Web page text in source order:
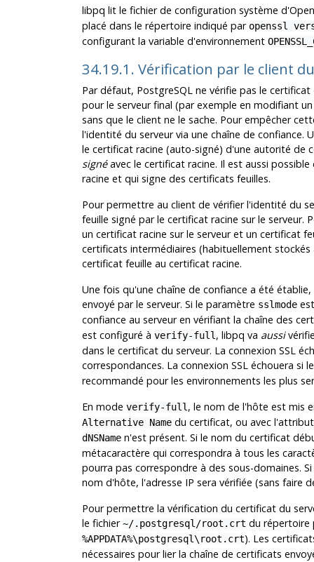
libpq lit le fichier de configuration système d'
placé dans le répertoire indiqué par openssl
configurant la variable d'environnement
34.19.1. Vérification par le client
Par défaut, PostgreSQLne vérifie pas le certificat
pour le serveur final (par exemple en modifiant
sans que le client ne le sache. Pour empêcher
l'identité du serveur via une chaîne de confiance.
le certificat racine (auto-signé) d'une autorité de
signéavec le certificat racine. Il est aussi
racine et qui signe des certificats feuilles.
Pour permettre au client de vérifier l'identité du
feuille signé par le certificat racine sur le
un certificat racine sur le serveur et un certificat
certificats intermédiaires (habituellement
certificat feuille au certificat racine.
Une fois qu'une chaîne de confiance a été
envoyé par le serveur. Si le paramètre sslmode
confiance au serveur en vérifiant la chaîne des
est configuré à verify-full, libpq va aussi
dans le certificat du serveur. La connexion SSL
correspondances. La connexion SSL échouera
recommandé pour les environnements les plus
En mode verify-full, le nom de l'hôte est mis
Alternative Namedu certificat, ou avec
dNSNamen'est présent. Si le nom du certificat
métacaractère qui correspondra à tous les
pourra pas correspondre à des sous-domaines.
nom d'hôte, l'adresse IP sera vérifiée (sans faire
Pour permettre la vérification du certificat du
le fichier~/.postgresql/root.crt du répertoire
%APPDATA%\postgresql\root.crt). Les
nécessaires pour lier la chaîne de certificats